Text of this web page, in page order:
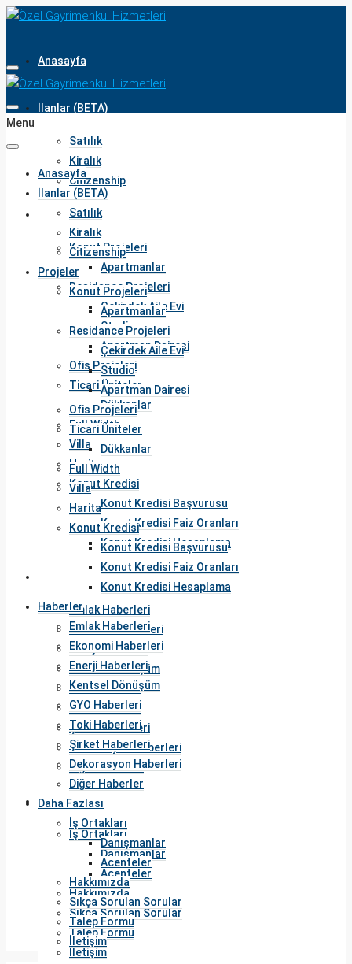
Anasayfa
İlanlar (BETA)
Satılık
Kiralık
Citizenship
Projeler
Konut Projeleri
Apartmanlar
Residance Projeleri
Çekirdek Aile Evi
Studio
Apartman Dairesi
Ofis Projeleri
Ticari Üniteler
Dükkanlar
Full Width
Villa
Harita
Konut Kredisi
Konut Kredisi Başvurusu
Konut Kredisi Faiz Oranları
Konut Kredisi Hesaplama
Emlak Haberleri
Ekonomi Haberleri
Enerji Haberleri
Kentsel Dönüşüm
GYO Haberleri
Toki Haberleri
Şirket Haberleri
Dekorasyon Haberleri
Diğer Haberler
Daha Fazlası
İş Ortakları
Danışmanlar
Acenteler
Hakkımızda
Sıkça Sorulan Sorular
Talep Formu
İletişim
Menu
Anasayfa
İlanlar (BETA)
Satılık
Kiralık
Citizenship
Projeler
Konut Projeleri
Apartmanlar
Residance Projeleri
Çekirdek Aile Evi
Studio
Apartman Dairesi
Ofis Projeleri
Ticari Üniteler
Dükkanlar
Full Width
Villa
Harita
Konut Kredisi
Konut Kredisi Başvurusu
Konut Kredisi Faiz Oranları
Konut Kredisi Hesaplama
Haberler
Emlak Haberleri
Ekonomi Haberleri
Enerji Haberleri
Kentsel Dönüşüm
GYO Haberleri
Toki Haberleri
Şirket Haberleri
Dekorasyon Haberleri
Diğer Haberler
Daha Fazlası
İş Ortakları
Danışmanlar
Acenteler
Hakkımızda
Sıkça Sorulan Sorular
Talep Formu
İletişim